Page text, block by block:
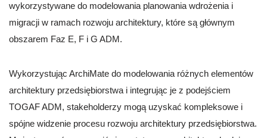
wykorzystywane do modelowania planowania wdrożenia i
migracji w ramach rozwoju architektury, które są głównym
obszarem Faz E, F i G ADM.
Wykorzystując ArchiMate do modelowania różnych elementów
architektury przedsiębiorstwa i integrując je z podejściem
TOGAF ADM, stakeholderzy mogą uzyskać kompleksowe i
spójne widzenie procesu rozwoju architektury przedsiębiorstwa.